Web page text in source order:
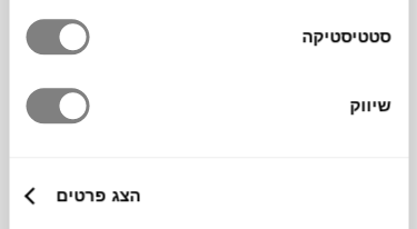
סטטיסטיקה
שיווק
הצג פרטים